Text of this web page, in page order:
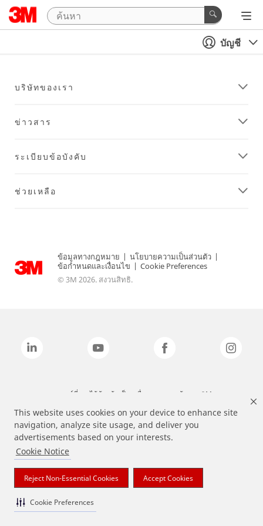
This website uses cookies on your device to enhance site
navigation, analyze site usage, and deliver you
advertisements based on your interests.
Cookie Notice
Reject Non-Essential Cookies Accept Cookies
Cookie Preferences
บัญชี
บริษัทของเรา
ข่าวสาร
ระเบียบข้อบังคับ
ช่วยเหลือ
ข้อมูลทางกฎหมาย | นโยบายความเป็นส่วนตัว |
ข้อกำหนดและเงื่อนไข | Cookie Preferences
© 3M 2026. สงวนสิทธิ.
แบรนด์ที่ระบุไว้ข้างต้นเป็นเครื่องหมายการค้าของ 3M